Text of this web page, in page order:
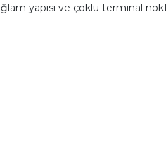
yapısı ve çoklu terminal